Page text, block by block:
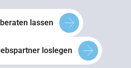
lassen
loslegen